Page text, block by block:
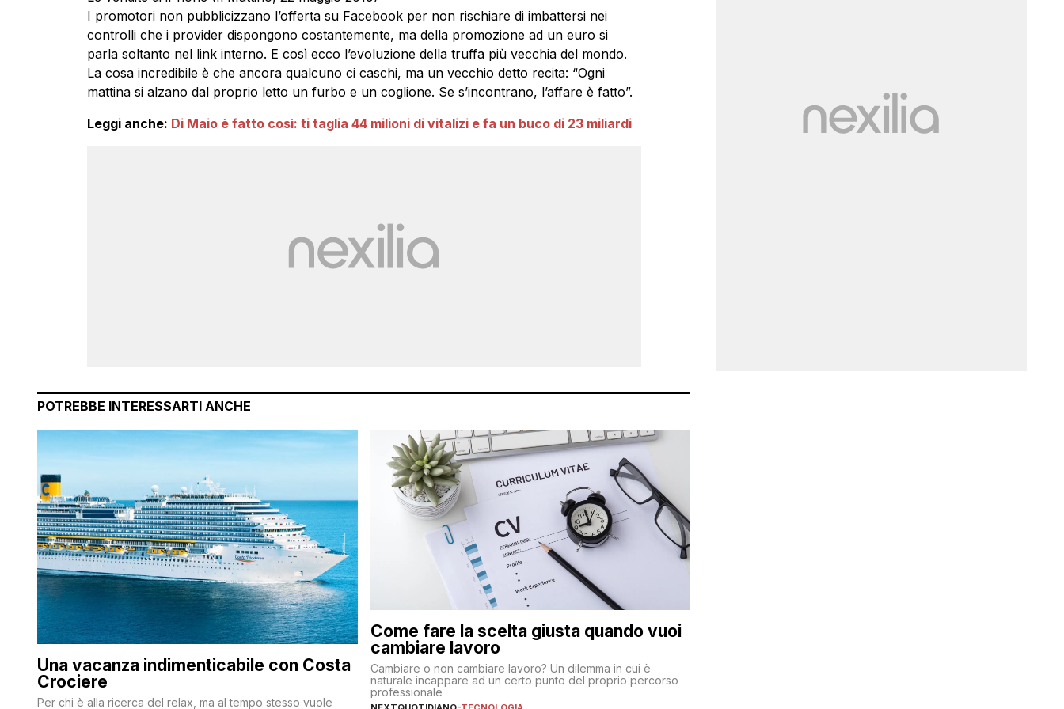
I promotori non pubblicizzano l’offerta su Facebook per non rischiare di imbattersi nei
controlli che i provider dispongono costantemente, ma della promozione ad un euro si
parla soltanto nel link interno. E così ecco l’evoluzione della truffa più vecchia del mondo.
La cosa incredibile è che ancora qualcuno ci caschi, ma un vecchio detto recita: “Ogni
mattina si alzano dal proprio letto un furbo e un coglione. Se s’incontrano, l’affare è fatto”.
Leggi anche: Di Maio è fatto così: ti taglia 44 milioni di vitalizi e fa un buco di 23 miliardi
POTREBBE INTERESSARTI ANCHE
Una vacanza indimenticabile con Costa
Crociere
Per chi è alla ricerca del relax, ma al tempo stesso vuole
Come fare la scelta giusta quando vuoi
cambiare lavoro
Cambiare o non cambiare lavoro? Un dilemma in cui è
naturale incappare ad un certo punto del proprio percorso
professionale